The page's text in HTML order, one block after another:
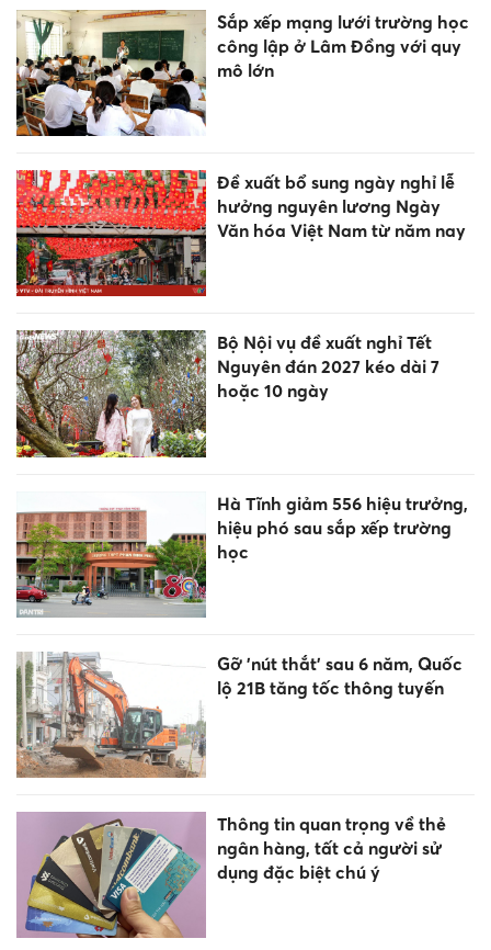
Sắp xếp mạng lưới trường học
công lập ở Lâm Đồng với quy
mô lớn
Đề xuất bổ sung ngày nghỉ lễ
hưởng nguyên lương Ngày
Văn hóa Việt Nam từ năm nay
Bộ Nội vụ đề xuất nghỉ Tết
Nguyên đán 2027 kéo dài 7
hoặc 10 ngày
Hà Tĩnh giảm 556 hiệu trưởng,
hiệu phó sau sắp xếp trường
học
Gỡ 'nút thắt' sau 6 năm, Quốc
lộ 21B tăng tốc thông tuyến
Thông tin quan trọng về thẻ
ngân hàng, tất cả người sử
dụng đặc biệt chú ý